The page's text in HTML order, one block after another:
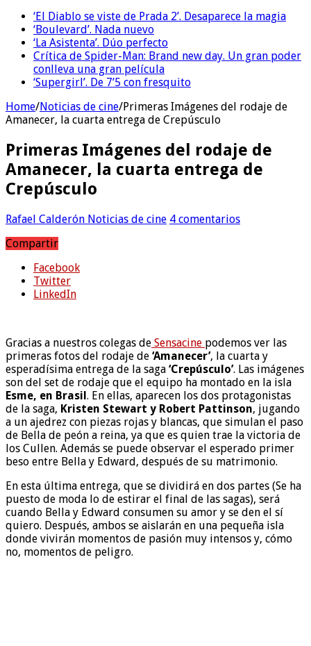
‘El Diablo se viste de Prada 2’. Desaparece la magia
‘Boulevard’. Nada nuevo
‘La Asistenta’. Dúo perfecto
Crítica de Spider-Man: Brand new day. Un gran poder
conlleva una gran película
‘Supergirl’. De 7’5 con fresquito
Home/Noticias de cine/Primeras Imágenes del rodaje de
Amanecer, la cuarta entrega de Crepúsculo
Primeras Imágenes del rodaje de
Amanecer, la cuarta entrega de
Crepúsculo
Rafael Calderón Noticias de cine 4 comentarios
Compartir
Facebook
Twitter
LinkedIn
Gracias a nuestros colegas de Sensacine podemos ver las
primeras fotos del rodaje de ‘Amanecer’, la cuarta y
esperadísima entrega de la saga ‘Crepúsculo’. Las imágenes
son del set de rodaje que el equipo ha montado en la isla
Esme, en Brasil. En ellas, aparecen los dos protagonistas
de la saga, Kristen Stewart y Robert Pattinson, jugando
a un ajedrez con piezas rojas y blancas, que simulan el paso
de Bella de peón a reina, ya que es quien trae la victoria de
los Cullen. Además se puede observar el esperado primer
beso entre Bella y Edward, después de su matrimonio.
En esta última entrega, que se dividirá en dos partes (Se ha
puesto de moda lo de estirar el final de las sagas), será
cuando Bella y Edward consumen su amor y se den el sí
quiero. Después, ambos se aislarán en una pequeña isla
donde vivirán momentos de pasión muy intensos y, cómo
no, momentos de peligro.